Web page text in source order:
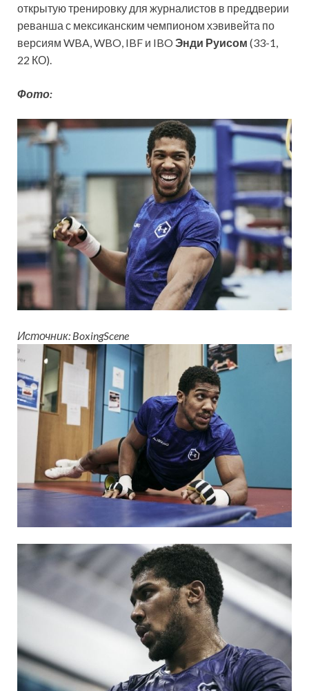
открытую тренировку для журналистов в преддверии
реванша с мексиканским чемпионом хэвивейта по
версиям WBA, WBO, IBF и IBO Энди Руисом (33-1,
22 КО).
Фото:
Источник: BoxingScene